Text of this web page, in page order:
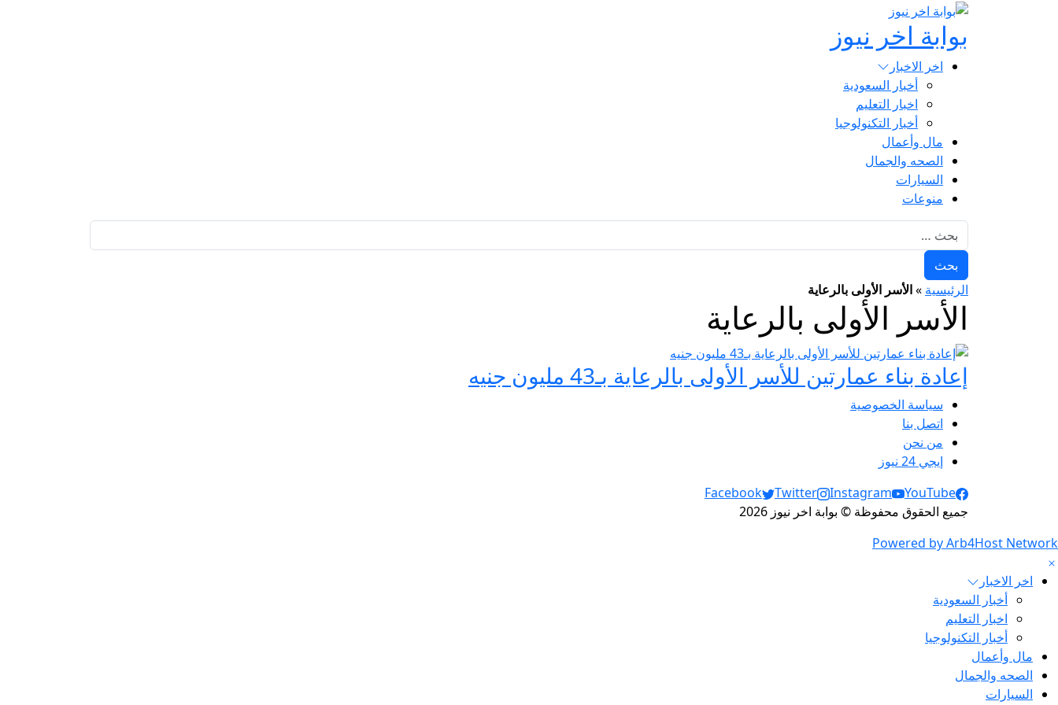
بوابة اخر نيوز
اخر الاخبار
أخبار السعودية
اخبار التعليم
أخبار التكنولوجيا
مال وأعمال
الصحه والجمال
السيارات
منوعات
الرئيسية »الأسر الأولى بالرعاية
الأسر الأولى بالرعاية
إعادة بناء عمارتين للأسر الأولى بالرعاية بـ43 مليون جنيه
سياسة الخصوصية
اتصل بنا
من نحن
إيجي 24 نيوز
Social Links
Facebook Twitter Instagram
YouTube
جميع الحقوق محفوظة © بوابة اخر نيوز 2026
Powered by Arb4Host Network
اخر الاخبار
أخبار السعودية
اخبار التعليم
أخبار التكنولوجيا
مال وأعمال
الصحه والجمال
السيارات